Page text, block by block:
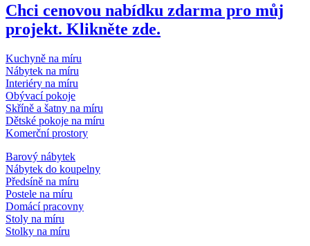
Chci cenovou nabídku zdarma pro můj
projekt. Klikněte zde.
Kuchyně na míru
Nábytek na míru
Interiéry na míru
Obývací pokoje
Skříně a šatny na míru
Dětské pokoje na míru
Komerční prostory
Barový nábytek
Nábytek do koupelny
Předsíně na míru
Postele na míru
Domácí pracovny
Stoly na míru
Stolky na míru